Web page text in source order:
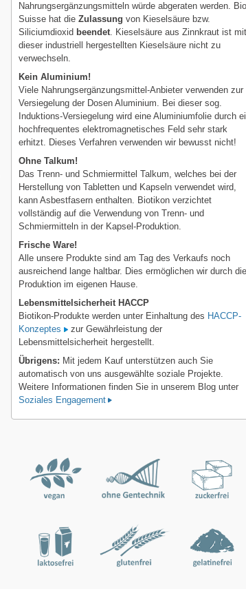
Nahrungsergänzungsmitteln würde abgeraten werden.
Suisse hat dieZulassung von Kieselsäure bzw.
Siliciumdioxid beendet. Kieselsäure aus Zinnkraut ist
dieser industriell hergestellten Kieselsäure nicht zu
verwechseln.
Kein Aluminium!
Viele Nahrungsergänzungsmittel-Anbieter verwenden zur
Versiegelung der Dosen Aluminium. Bei dieser sog.
Induktions-Versiegelung wird eine Aluminiumfolie durch
hochfrequentes elektromagnetisches Feld sehr stark
erhitzt. Dieses Verfahren verwenden wir bewusst nicht!
Ohne Talkum!
Das Trenn- und Schmiermittel Talkum, welches bei der
Herstellung von Tabletten und Kapseln verwendet wird,
kann Asbestfasern enthalten. Biotikon verzichtet
vollständig auf die Verwendung von Trenn- und
Schmiermitteln in der Kapsel-Produktion.
Frische Ware!
Alle unsere Produkte sind am Tag des Verkaufs noch
ausreichend lange haltbar. Dies ermöglichen wir durch
Produktion im eigenen Hause.
Lebensmittelsicherheit HACCP
Biotikon-Produkte werden unter Einhaltung des HACCP-
Konzeptes
zur Gewährleistung der
Lebensmittelsicherheit hergestellt.
Übrigens: Mit jedem Kauf unterstützen auch Sie
automatisch von uns ausgewählte soziale Projekte.
Weitere Informationen finden Sie in unserem Blog unter
Soziales Engagement